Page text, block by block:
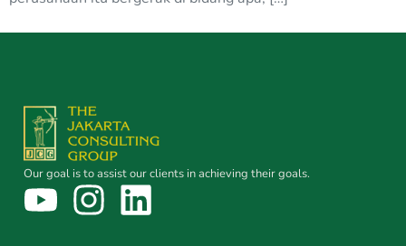
Our goal is to assist our clients in achieving their goals.